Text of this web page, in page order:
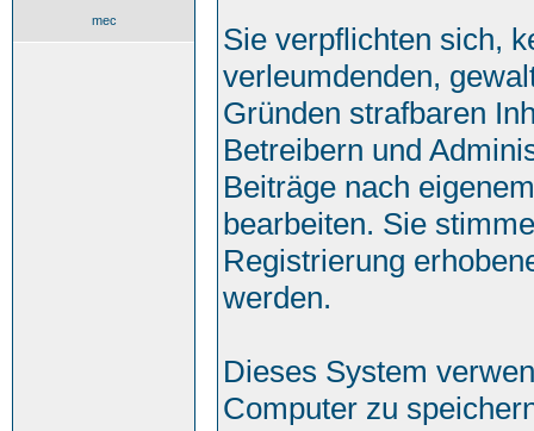
mec
Sie verpflichten sich,
verleumdenden,
Gründen strafbaren
Betreibern und
Beiträge nach
bearbeiten. Sie
Registrierung
werden.
Dieses System
Computer zu